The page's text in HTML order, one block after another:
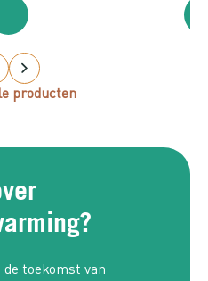
producten
toekomst van